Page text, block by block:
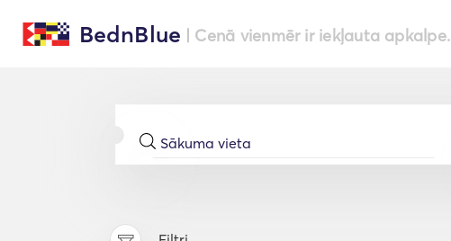
BednBlue | Cenā vienmēr ir iekļauta apkalpe.